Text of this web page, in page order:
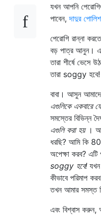
যখন আপনি
পাবেন,দাদুর
পেরোগি রান্না
বড় পাত্র আনুন।
তারা শীর্ষে ভেসে
তারা soggy হবে!
বাবা। আসুন আমাদের
এগুলিকে একবারে
সমস্তের বিভিন্ন
এগুলি করা হয়।
ধরছি? আমি কি
অপেক্ষা করব?
soggy হবে!
কীভাবে পরিমাপ
তখন আমার সমস্ত
এবং বিশ্বাস করুন,